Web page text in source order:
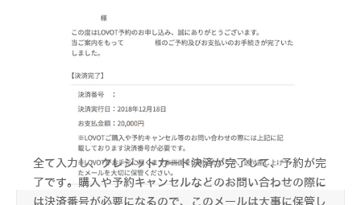
全て入力し、クレジットカード決済が完了して、予約が完
了です。購入や予約キャンセルなどのお問い合わせの際に
は決済番号が必要になるので、このメールは大事に保管し